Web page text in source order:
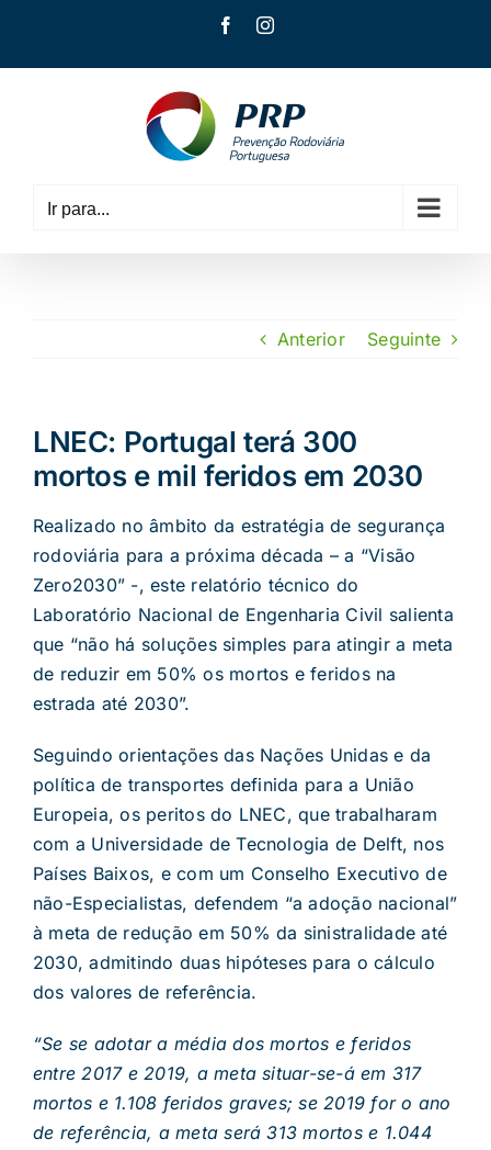
content
FacebookInstagram
Ir para...
Anterior Seguinte
LNEC: Portugal terá 300
mortos e mil feridos em 2030
Realizado no âmbito da estratégia de segurança
rodoviária para a próxima década – a “Visão
Zero2030” -, este relatório técnico do
Laboratório Nacional de Engenharia Civil salienta
que “não há soluções simples para atingir a meta
de reduzir em 50% os mortos e feridos na
estrada até 2030”.
Seguindo orientações das Nações Unidas e da
política de transportes definida para a União
Europeia, os peritos do LNEC, que trabalharam
com a Universidade de Tecnologia de Delft, nos
Países Baixos, e com um Conselho Executivo de
não-Especialistas, defendem “a adoção nacional”
à meta de redução em 50% da sinistralidade até
2030, admitindo duas hipóteses para o cálculo
dos valores de referência.
“Se se adotar a média dos mortos e feridos
entre 2017 e 2019, a meta situar-se-á em 317
mortos e 1.108 feridos graves; se 2019 for o ano
de referência, a meta será 313 mortos e 1.044